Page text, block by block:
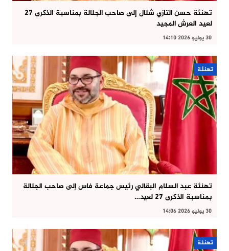
تهنئة حسن التازي شلال إلى صاحب الجلالة بمناسبة الذكرى 27
لعيد العرش المجيد
30 يوليو 2026 14:10
تهنئة
تهنئة عبد السلام البقالي رئيس جماعة فاس إلى صاحب الجلالة
بمناسبة الذكرى 27 لعيد…
30 يوليو 2026 14:06
تهنئة